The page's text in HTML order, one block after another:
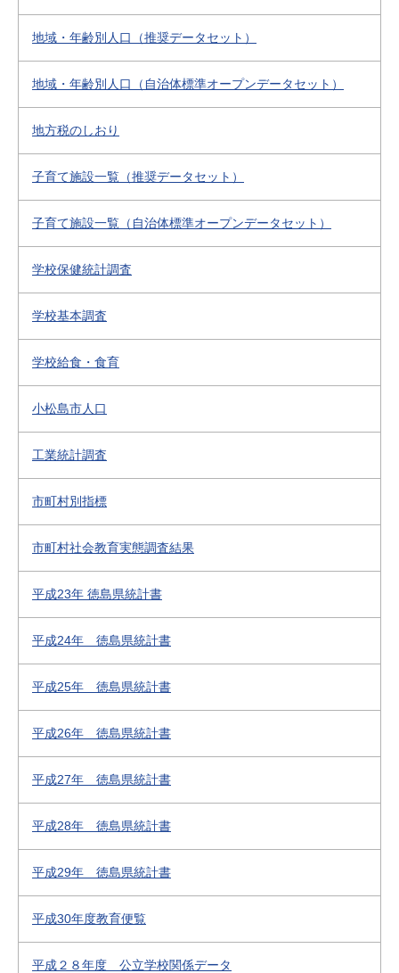
地域・年齢別人口（推奨データセット）
地域・年齢別人口（自治体標準オープンデータセット）
地方税のしおり
子育て施設一覧（推奨データセット）
子育て施設一覧（自治体標準オープンデータセット）
学校保健統計調査
学校基本調査
学校給食・食育
小松島市人口
工業統計調査
市町村別指標
市町村社会教育実態調査結果
平成23年 徳島県統計書
平成24年 徳島県統計書
平成25年 徳島県統計書
平成26年 徳島県統計書
平成27年 徳島県統計書
平成28年 徳島県統計書
平成29年 徳島県統計書
平成30年度教育便覧
平成２８年度 公立学校関係データ